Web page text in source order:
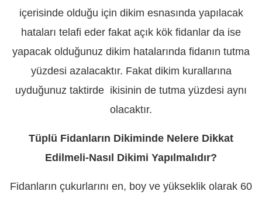
içerisinde olduğu için dikim esnasında yapılacak
hataları telafi eder fakat açık kök fidanlar da ise
yapacak olduğunuz dikim hatalarında fidanın tutma
yüzdesi azalacaktır. Fakat dikim kurallarına
uyduğunuz taktirde ikisinin de tutma yüzdesi aynı
olacaktır.
Tüplü Fidanların Dikiminde Nelere Dikkat
Edilmeli-Nasıl Dikimi Yapılmalıdır?
Fidanların çukurlarını en, boy ve yükseklik olarak 60